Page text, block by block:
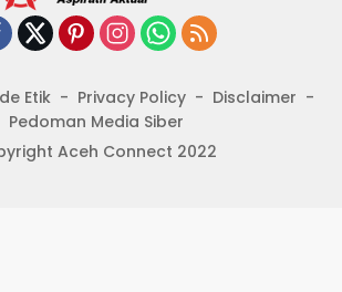
Etik Privacy Policy
Disclaimer
Pedoman Media Siber
Aceh Connect 2022